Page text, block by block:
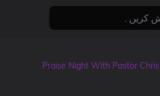
Praise Night With Pastor